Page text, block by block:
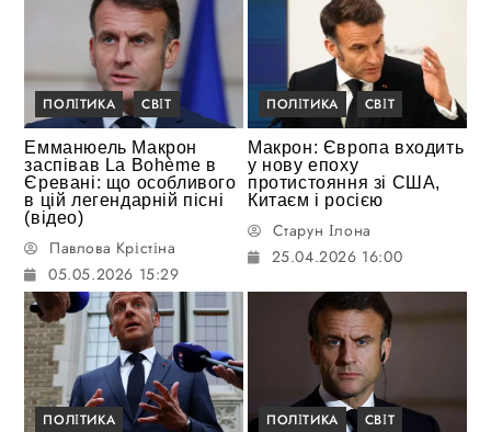
ПОЛІТИКА СВІТ
Емманюель Макрон
заспівав La Bohème в
Єревані: що особливого
в цій легендарній пісні
(відео)
Павлова Крістіна
05.05.2026 15:29
ПОЛІТИКА СВІТ
Макрон: Європа входить
у нову епоху
протистояння зі США,
Китаєм і росією
Старун Ілона
25.04.2026 16:00
ПОЛІТИКА ПОЛІТИКА СВІТ